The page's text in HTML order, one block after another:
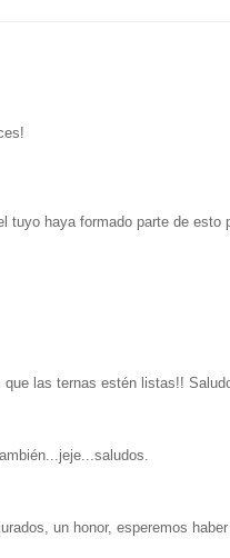
tuyo haya formado parte de esto
las ternas estén listas!!
un honor, esperemos